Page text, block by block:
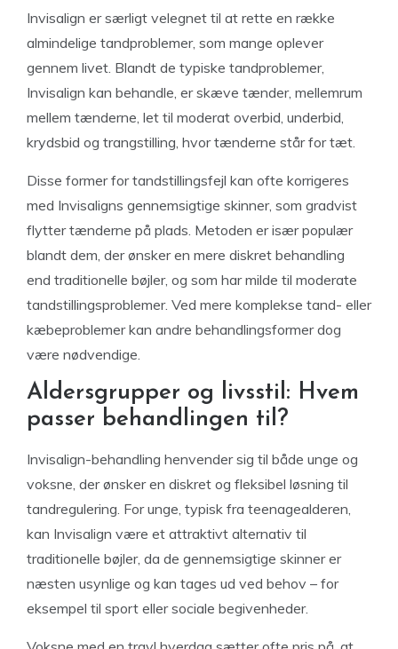
Invisalign er særligt velegnet til at rette en række
almindelige tandproblemer, som mange oplever
gennem livet. Blandt de typiske tandproblemer,
Invisalign kan behandle, er skæve tænder, mellemrum
mellem tænderne, let til moderat overbid, underbid,
krydsbid og trangstilling, hvor tænderne står for tæt.
Disse former for tandstillingsfejl kan ofte korrigeres
med Invisaligns gennemsigtige skinner, som gradvist
flytter tænderne på plads. Metoden er især populær
blandt dem, der ønsker en mere diskret behandling
end traditionelle bøjler, og som har milde til moderate
tandstillingsproblemer. Ved mere komplekse tand- eller
kæbeproblemer kan andre behandlingsformer dog
være nødvendige.
Aldersgrupper og livsstil: Hvem
passer behandlingen til?
Invisalign-behandling henvender sig til både unge og
voksne, der ønsker en diskret og fleksibel løsning til
tandregulering. For unge, typisk fra teenagealderen,
kan Invisalign være et attraktivt alternativ til
traditionelle bøjler, da de gennemsigtige skinner er
næsten usynlige og kan tages ud ved behov – for
eksempel til sport eller sociale begivenheder.